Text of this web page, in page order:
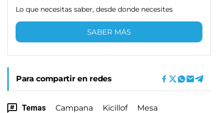
Lo que necesitas saber, desde donde necesites
SABER MÁS
Para compartir en redes
Temas Campana Kicillof Mesa